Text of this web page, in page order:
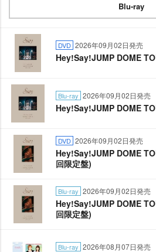
Blu-ray
DVD 2026年09月02日発売
Hey!Say!JUMP DOME
Blu-ray 2026年09月02日発売
Hey!Say!JUMP DOME
DVD 2026年09月02日発売
Hey!Say!JUMP DOME
回限定盤)
Blu-ray 2026年09月02日発売
Hey!Say!JUMP DOME
回限定盤)
Blu-ray 2026年08月07日発売